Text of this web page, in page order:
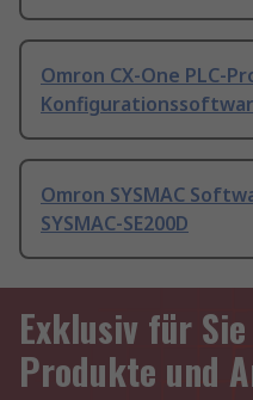
Omron CX-One PLC-
Omron SYSMAC
SYSMAC-SE200D
Exklusiv für
Produkte und